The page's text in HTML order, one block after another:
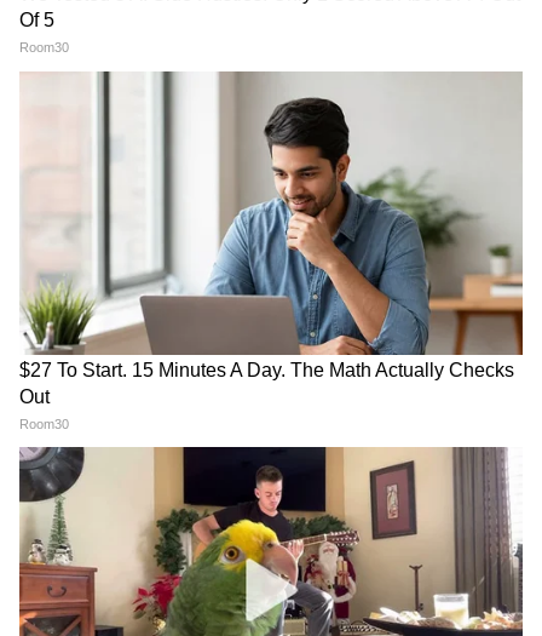
'অভিষেক কোন মহারথী, চিকিৎসার জন্য
Abhishek Banerjee News